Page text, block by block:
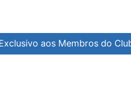
aos Membros do